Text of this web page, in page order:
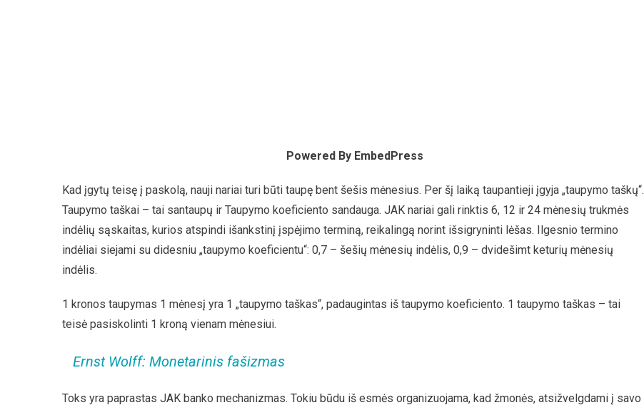
Powered By EmbedPress
Kad įgytų teisę į paskolą, nauji nariai turi būti taupę bent šešis mėnesius. Per šį laiką taupantieji įgyja „taupymo taškų“.
Taupymo taškai – tai santaupų ir Taupymo koeficiento sandauga. JAK nariai gali rinktis 6, 12 ir 24 mėnesių trukmės
indėlių sąskaitas, kurios atspindi išankstinį įspėjimo terminą, reikalingą norint išsigryninti lėšas. Ilgesnio termino
indėliai siejami su didesniu „taupymo koeficientu“: 0,7 – šešių mėnesių indėlis, 0,9 – dvidešimt keturių mėnesių
indėlis.
1 kronos taupymas 1 mėnesį yra 1 „taupymo taškas“, padaugintas iš taupymo koeficiento. 1 taupymo taškas – tai
teisė pasiskolinti 1 kroną vienam mėnesiui.
Ernst Wolff: Monetarinis fašizmas
Toks yra paprastas JAK banko mechanizmas. Tokiu būdu iš esmės organizuojama, kad žmonės, atsižvelgdami į savo